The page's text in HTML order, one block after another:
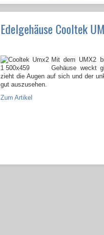
Edelgehäuse Cooltek
Mit dem UMX2
Gehäuse weckt
zieht die Augen auf sich und der
gut auszusehen.
Zum Artikel